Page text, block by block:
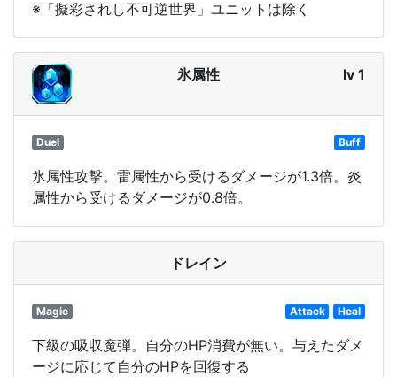
※「擬彩されし不可逆世界」ユニットは除く
氷属性 lv 1
Duel Buff
氷属性攻撃。雷属性から受けるダメージが1.3倍。炎
属性から受けるダメージが0.8倍。
ドレイン
Magic Attack Heal
下級の吸収魔弾。自分のHP消費が無い。与えたダメ
ージに応じて自分のHPを回復する